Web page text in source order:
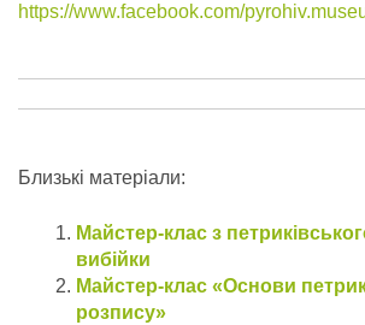
https://www.facebook.com/
Близькі матеріали:
Майстер-клас з
вибійки
Майстер-клас «Основи
розпису»